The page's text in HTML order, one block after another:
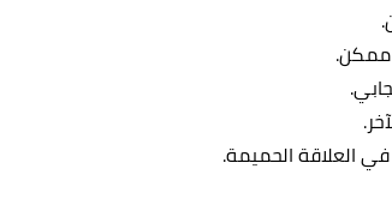
ممكن.
العلاقة الحميمة.